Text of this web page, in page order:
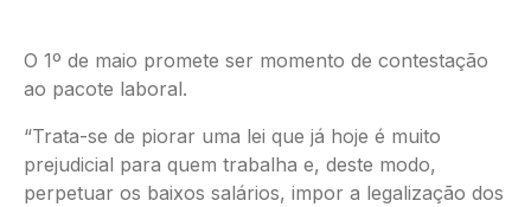
O 1º de maio promete ser momento de contestação
ao pacote laboral.
“Trata-se de piorar uma lei que já hoje é muito
prejudicial para quem trabalha e, deste modo,
perpetuar os baixos salários, impor a legalização dos